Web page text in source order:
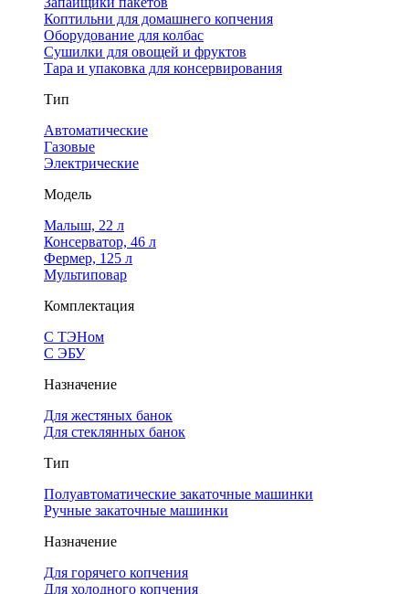
Коптильни для домашнего копчения
Оборудование для колбас
Сушилки для овощей и фруктов
Тара и упаковка для консервирования
Тип
Автоматические
Газовые
Электрические
Модель
Малыш, 22 л
Консерватор, 46 л
Фермер, 125 л
Мультиповар
Комплектация
С ТЭНом
С ЭБУ
Назначение
Для жестяных банок
Для стеклянных банок
Тип
Полуавтоматические закаточные машинки
Ручные закаточные машинки
Назначение
Для горячего копчения
Для холодного копчения